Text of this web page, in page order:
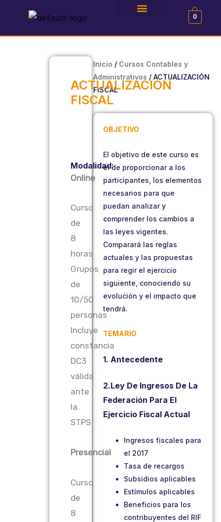
contenido
0
ACTUALIZACIÓN
FISCAL
Modalidad:
Online
Curso
de
8
horas
Grupos
de
10/50
personas
Incluye
constancia
DC3
válida
ante
la
STPS
Presencial
Curso
de
8
Inicio / Cursos Contables y
Administrativos / ACTUALIZACIÓN
FISCAL
OBJETIVO
El objetivo de este curso es
el de proporcionar a los
participantes, los elementos
necesarios para que
puedan analizar y
comprender los cambios a
las leyes vigentes.
Comparará las reglas
actuales y las propuestas
para regir el ejercicio
siguiente, conociendo su
evolución y el impacto que
tendrá.
TEMARIO
1. Antecedente
2.Ley De Ingresos De La
Federación Para El
Ejercicio Fiscal Actual
Ingresos fiscales para
el 2017
Tasa de recargos
Subsidios aplicables
Estímulos aplicables
Beneficios para los
contribuyentes del RIF